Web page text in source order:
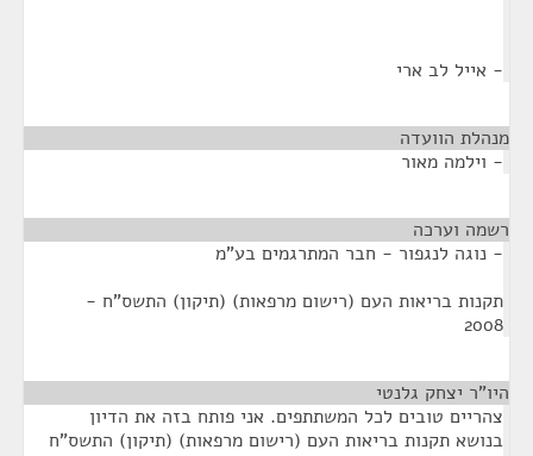
- אייל לב ארי
מנהלת הוועדה
- וילמה מאור
רשמה וערכה
- נוגה לנגפור - חבר המתרגמים בע"מ
תקנות בריאות העם (רישום מרפאות) (תיקון) התשס"ח -
2008
היו"ר יצחק גלנטי
צהריים טובים לכל המשתתפים. אני פותח בזה את הדיון
בנושא תקנות בריאות העם (רישום מרפאות) (תיקון) התשס"ח